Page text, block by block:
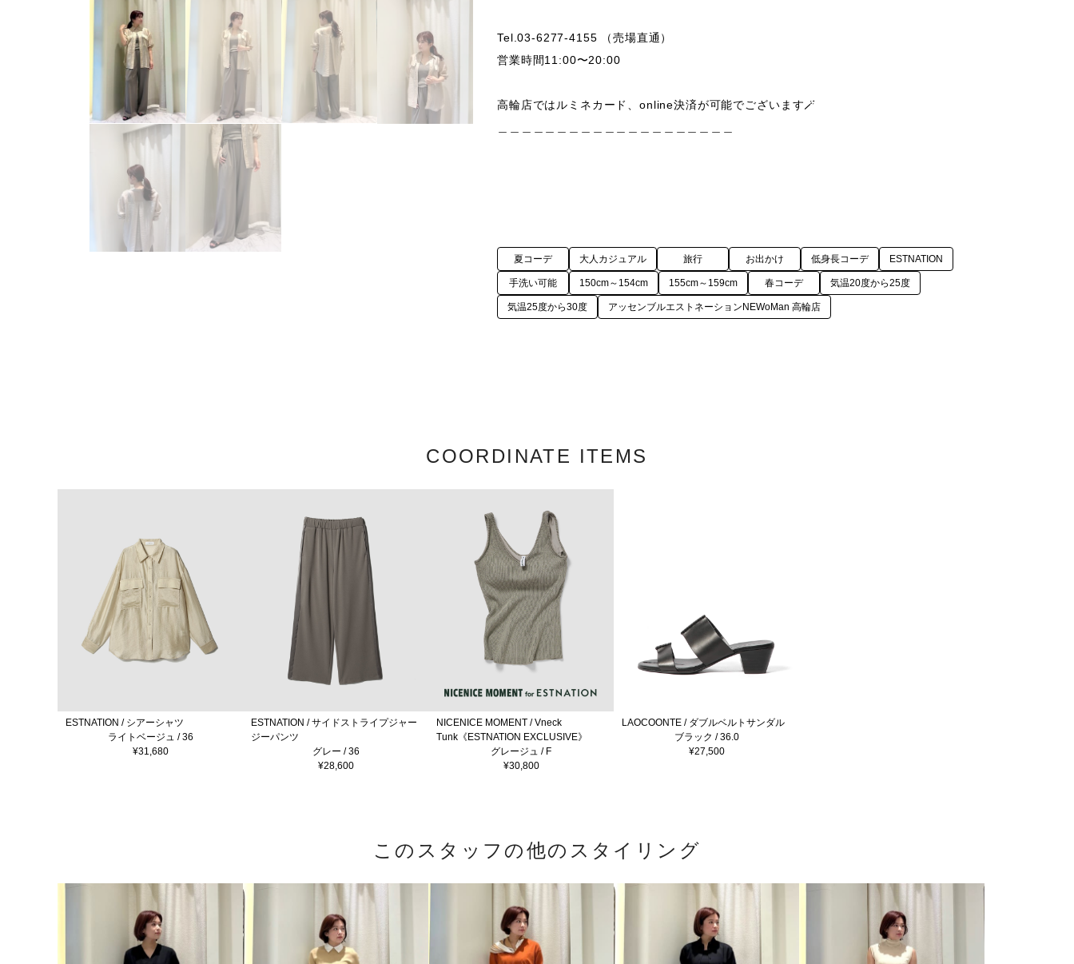
Tel.03-6277-4155 （売場直通）
営業時間11:00〜20:00
高輪店ではルミネカード、online決済が可能でございます🪄
夏コーデ 大人カジュアル 旅行 お出かけ 低身長コーデ ESTNATION
手洗い可能 150cm～154cm 155cm～159cm 春コーデ 気温20度から25度
気温25度から30度 アッセンブルエストネーションNEWoMan 高輪店
COORDINATE ITEMS
ESTNATION / シアーシャツ
ライトベージュ / 36
¥31,680
ESTNATION / サイドストライプジャー
ジーパンツ
グレー / 36
¥28,600
NICENICE MOMENT / Vneck
Tunk《ESTNATION EXCLUSIVE》
グレージュ / F
¥30,800
LAOCOONTE / ダブルベルトサンダル
ブラック / 36.0
¥27,500
このスタッフの他のスタイリング